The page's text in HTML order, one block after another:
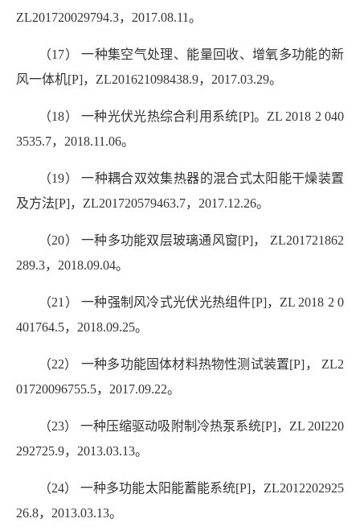
ZL201720029794.3，2017.08.11。
（17） 一种集空气处理、能量回收、增氧多功能的新
风一体机[P]，ZL201621098438.9，2017.03.29。
（18） 一种光伏光热综合利用系统[P]。ZL 2018 2 040
3535.7，2018.11.06。
（19） 一种耦合双效集热器的混合式太阳能干燥装置
及方法[P]，ZL201720579463.7，2017.12.26。
（20） 一种多功能双层玻璃通风窗[P]， ZL201721862
289.3，2018.09.04。
（21） 一种强制风冷式光伏光热组件[P]，ZL 2018 2 0
401764.5，2018.09.25。
（22） 一种多功能固体材料热物性测试装置[P]， ZL2
01720096755.5，2017.09.22。
（23） 一种压缩驱动吸附制冷热泵系统[P]，ZL 20I220
292725.9，2013.03.13。
（24） 一种多功能太阳能蓄能系统[P]，ZL2012202925
26.8，2013.03.13。